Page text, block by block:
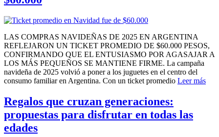
LAS COMPRAS NAVIDEÑAS DE 2025 EN ARGENTINA
REFLEJARON UN TICKET PROMEDIO DE $60.000 PESOS,
CONFIRMANDO QUE EL ENTUSIASMO POR AGASAJAR A
LOS MÁS PEQUEÑOS SE MANTIENE FIRME. La campaña
navideña de 2025 volvió a poner a los juguetes en el centro del
consumo familiar en Argentina. Con un ticket promedio Leer más
Regalos que cruzan generaciones:
propuestas para disfrutar en todas las
edades